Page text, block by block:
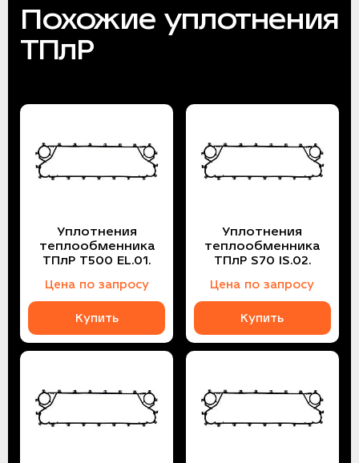
Похожие уплотнения
ТПлР
Уплотнения
теплообменника
ТПлР T500 EL.01.
Цена по запросу
Купить
Уплотнения
теплообменника
ТПлР S70 IS.02.
Цена по запросу
Купить